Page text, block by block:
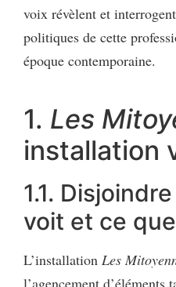
voix révèlent et
politiques de cette
époque contemporaine.
1. Les
installation
1.1.
voit et ce
L’installation Les
l’agencement d’éléments